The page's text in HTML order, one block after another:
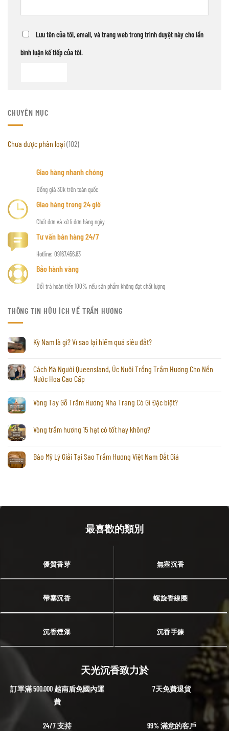
Lưu tên của tôi, email, và trang web trong trình duyệt này cho lần
bình luận kế tiếp của tôi.
CHUYÊN MỤC
Chưa được phân loại(102)
Giao hàng nhanh chóng
Đồng giá 30k trên toàn quốc
Giao hàng trong 24 giờ
Chốt đơn và xử lí đơn hàng ngày
Tư vấn bán hàng 24/7
Hotline: 09167.456.83
Bảo hành vàng
Đổi trả hoàn tiền 100% nếu sản phẩm không đạt chất lượng
THÔNG TIN HỮU ÍCH VỀ TRẦM HƯƠNG
Kỳ Nam là gì? Vì sao lại hiếm quá siêu đắt?
Cách Mà Người Queensland, Úc Nuôi Trồng Trầm Hương Cho Nền
Nước Hoa Cao Cấp
Vòng Tay Gỗ Trầm Hương Nha Trang Có Gì Đặc biệt?
Vòng trầm hương 15 hạt có tốt hay không?
Báo Mỹ Lý Giải Tại Sao Trầm Hương Việt Nam Đắt Giá
最喜歡的類別
優質香芽 無塞沉香
帶塞沉香 螺旋香線圈
沉香煙瀑 沉香手鍊
天光沉香致力於
訂單滿 500,000 越南盾免國內運
費
7天免費退貨
24/7 支持 99% 滿意的客戶